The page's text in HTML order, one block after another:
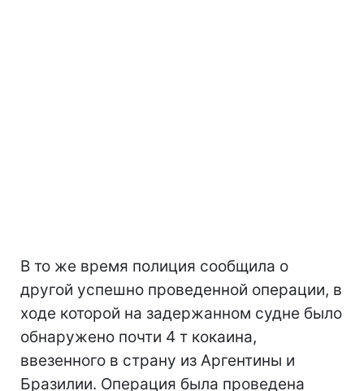
В то же время полиция сообщила о
другой успешно проведенной операции, в
ходе которой на задержанном судне было
обнаружено почти 4 т кокаина,
ввезенного в страну из Аргентины и
Бразилии. Операция была проведена